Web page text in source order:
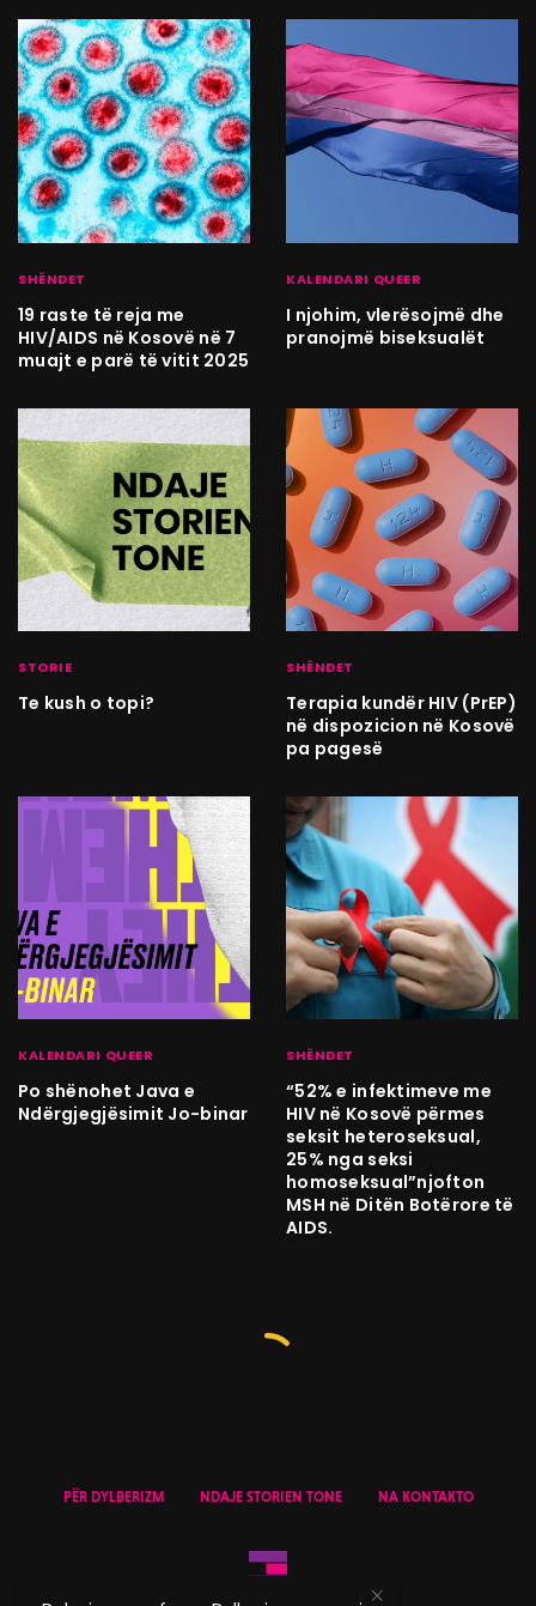
SHËNDET
19 raste të reja me
HIV/AIDS në Kosovë në 7
muajt e parë të vitit 2025
KALENDARI QUEER
I njohim, vlerësojmë dhe
pranojmë biseksualët
STORIE
Te kush o topi?
SHËNDET
Terapia kundër HIV (PrEP)
në dispozicion në Kosovë
pa pagesë
KALENDARI QUEER
Po shënohet Java e
Ndërgjegjësimit Jo-binar
SHËNDET
“52% e infektimeve me
HIV në Kosovë përmes
seksit heteroseksual,
25% nga seksi
homoseksual”njofton
MSH në Ditën Botërore të
AIDS.
PËR DYLBERIZM NDAJE STORIEN TONE NA KONTAKTO